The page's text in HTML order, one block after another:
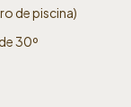
de piscina)
30º